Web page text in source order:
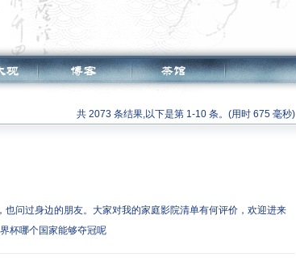
共 2073 条结果,以下是第 1-10 条。(用时 675 毫秒)
问过身边的朋友。大家对我的家庭影院清单有何评价，欢迎进来
杯哪个国家能够夺冠呢